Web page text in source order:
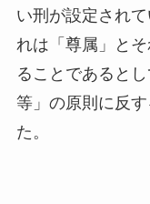
い刑が設定され
れは「尊属」と
ることであると
等」の原則に反
た。